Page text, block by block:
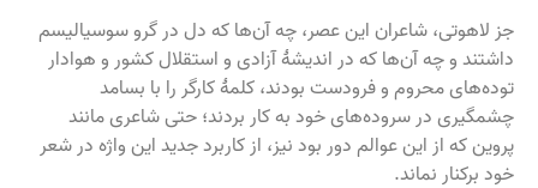
جز لاهوتی، شاعران این عصر، چه آن‌ها که دل در گرو سوسیالیسم
داشتند و چه آن‌ها که در اندیشهٔ آزادی و استقلال کشور و هوادار
توده‌های محروم و فرودست بودند، کلمهٔ کارگر را با بسامد
چشمگیری در سروده‌های خود به کار بردند؛ حتی شاعری مانند
پروین که از این عوالم دور بود نیز، از کاربرد جدید این واژه در شعر
خود برکنار نماند.